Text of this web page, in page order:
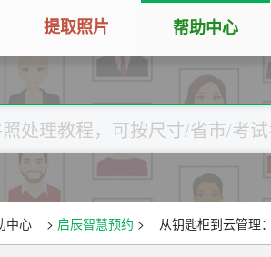
务专区
图像采集办理 | 相似度提升
手机拍照扫描仪
手机秒变随身扫描仪，拍照矫正优
化一键搞定
图片改分辨率（DPI/PPI）
改变图片大小
提取照片 帮助中心
中心 > 启辰智慧预约 > 从钥匙柜到云管理